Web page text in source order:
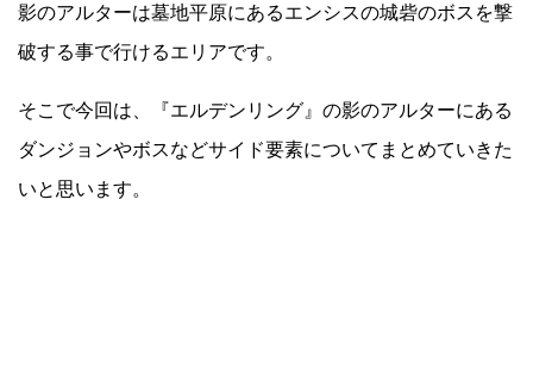
影のアルターは墓地平原にあるエンシスの城砦のボスを撃
破する事で行けるエリアです。
そこで今回は、『エルデンリング』の影のアルターにある
ダンジョンやボスなどサイド要素についてまとめていきた
いと思います。